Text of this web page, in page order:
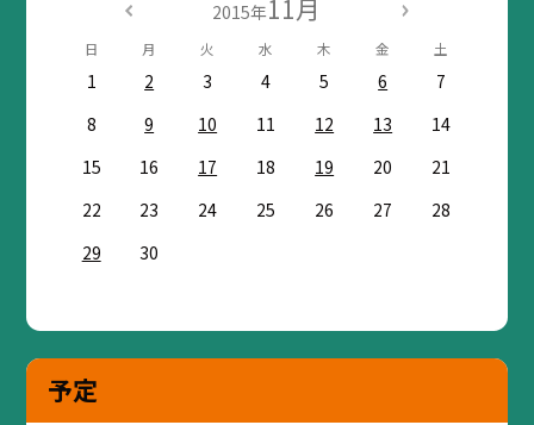
2015年11月
日 月 火 水 木 金 土
1 2 3 4 5 6
7
8
9 10 11 12 13
14
15
16 17 18 19 20
21
22
23 24 25 26 27
28
29
30
予定